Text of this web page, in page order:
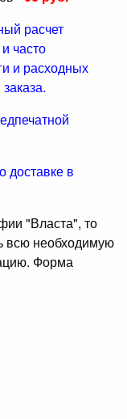
расчет
часто
и расходных
доставке в
"Власта", то
всю необходимую
Форма